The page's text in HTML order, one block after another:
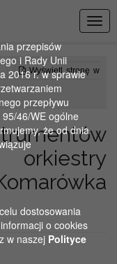
Wyświetl stronę w
orkiestry
przepisów
i Rady Unii
2016 r. w sprawie
przepływu
46/WE ogólne
że od dnia
dostosowania
o cookies
w naszej Polityce